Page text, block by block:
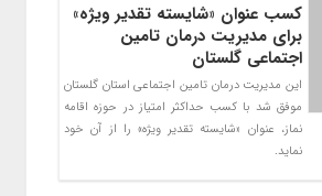
کسب عنوان «شایسته تقدیر ویژه»
برای مدیریت درمان تامین
اجتماعی گلستان
این مدیریت درمان تامین اجتماعی استان گلستان
موفق شد با کسب حداکثر امتیاز در حوزه اقامه
‌نماز، عنوان «شایسته تقدیر ویژه» را از آن خود
نماید.